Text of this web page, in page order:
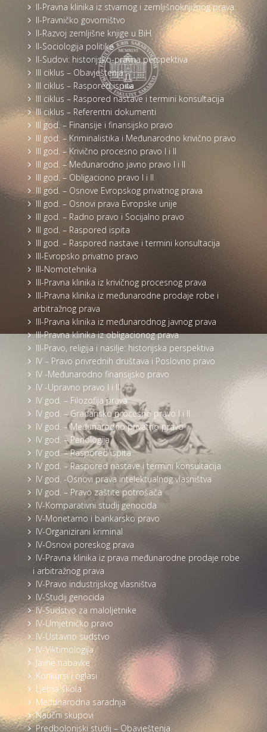
II-Pravna klinika iz stvarnog i zemljišnoknjižnog prava
II-Pravničko govorništvo
II-Razvoj zemljišne knjige u BiH
II-Sociologija politike
II-Sudovi: historijsko-pravna perspektiva
III ciklus – Obavještenja
III ciklus – Raspored ispita
III ciklus – Raspored nastave i termini konsultacija
III ciklus – Referentni dokumenti
III god. – Finansije i finansijsko pravo
III god. – Kriminalistika i Međunarodno krivično pravo
III god. – Krivično procesno pravo I i II
III god. – Međunarodno javno pravo I i II
III god. – Obligaciono pravo I i II
III god. – Osnove Evropskog privatnog prava
III god. – Osnovi prava Evropske unije
III god. – Radno pravo i Socijalno pravo
III god. – Raspored ispita
III god. – Raspored nastave i termini konsultacija
III-Evropsko privatno pravo
III-Nomotehnika
III-Pravna klinika iz krivičnog procesnog prava
III-Pravna klinika iz međunarodne prodaje robe i
arbitražnog prava
III-Pravna klinika iz međunarodnog javnog prava
III-Pravna klinika iz obligacionog prava
III-Pravo, religija i nasilje: historijska perspektiva
IV – Pravo privrednih društava i Poslovno pravo
IV -Međunarodno finansijsko pravo
IV -Upravno pravo I i II
IV god. – Filozofija prava
IV god. – Građansko procesno pravo I i II
IV god. – Međunarodno privatno pravo
IV god. – Penologija
IV god. – Raspored ispita
IV god. – Raspored nastave i termini konsultacija
IV god. -Osnovi prava intelektualnog vlasništva
IV god. – Pravo zaštite potrošača
IV-Komparativni studij genocida
IV-Monetarno i bankarsko pravo
IV-Organizirani kriminal
IV-Osnovi poreskog prava
IV-Pravna klinika iz prava međunarodne prodaje robe
i arbitražnog prava
IV-Pravo industrijskog vlasništva
IV-Studij genocida
IV-Sudstvo za maloljetnike
IV-Umjetničko pravo
IV-Ustavno sudstvo
IV-Viktimologija
Javne nabavke
Konkursi i oglasi
Ljetna škola
Međunarodna saradnja
Naučni skupovi
Predbolonjski studij – Obavještenja